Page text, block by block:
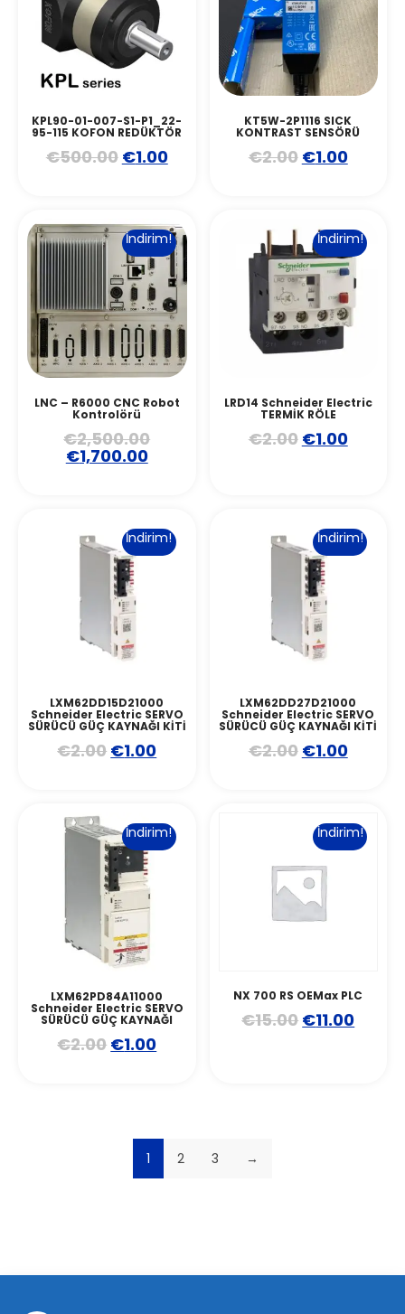
KPL90-01-007-S1-P1_22-
95-115 KOFON REDÜKTÖR
€500.00 €1.00
KT5W-2P1116 SICK
KONTRAST SENSÖRÜ
€2.00 €1.00
İndirim!
LNC – R6000 CNC Robot
Kontrolörü
€2,500.00
€1,700.00
İndirim!
LRD14 Schneider Electric
TERMİK RÖLE
€2.00 €1.00
İndirim!
LXM62DD15D21000
Schneider Electric SERVO
SÜRÜCÜ GÜÇ KAYNAĞI KİTİ
€2.00 €1.00
İndirim!
LXM62DD27D21000
Schneider Electric SERVO
SÜRÜCÜ GÜÇ KAYNAĞI KİTİ
€2.00 €1.00
İndirim!
LXM62PD84A11000
Schneider Electric SERVO
SÜRÜCÜ GÜÇ KAYNAĞI
€2.00 €1.00
İndirim!
NX 700 RS OEMax PLC
€15.00 €11.00
1 2 3 →